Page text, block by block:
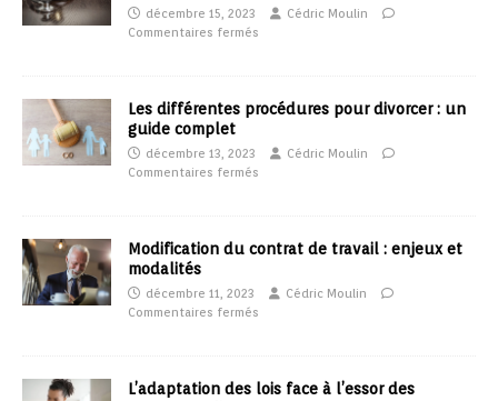
décembre 15, 2023
Cédric Moulin
Commentaires fermés
Les différentes procédures pour divorcer : un
guide complet
décembre 13, 2023
Cédric Moulin
Commentaires fermés
Modification du contrat de travail : enjeux et
modalités
décembre 11, 2023
Cédric Moulin
Commentaires fermés
L’adaptation des lois face à l’essor des